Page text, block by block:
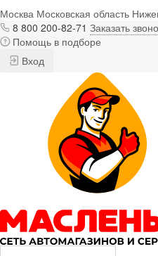
Москва Московская область
8 800 200-82-71 Заказать
Помощь в подборе
Вход